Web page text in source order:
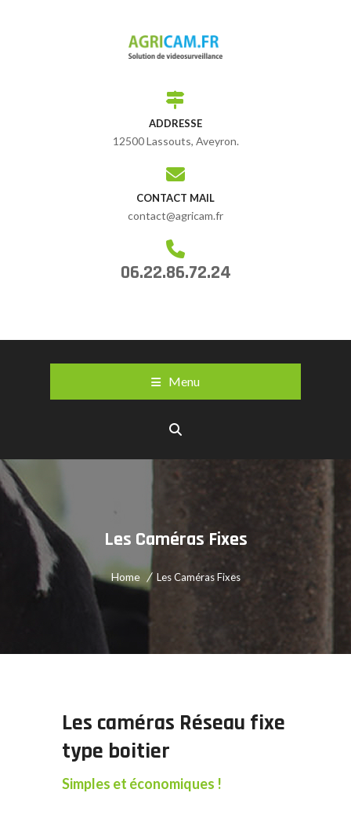
ADDRESSE
12500 Lassouts, Aveyron.
CONTACT MAIL
contact@agricam.fr
06.22.86.72.24
Menu
Les Caméras Fixes
Home Les Caméras Fixes
Les caméras Réseau fixe
type boitier
Simples et économiques !